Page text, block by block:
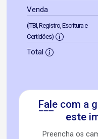
Venda
(ITBI, Registro, Escritura e
Certidões)
Total
Fale com a
este
Preencha os